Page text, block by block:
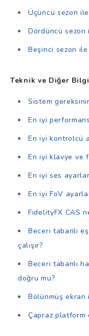
Üçüncü sezon
Dördüncü
Beşinci sezon
Teknik ve Diğer
Sistem
En iyi
En iyi kontrolcü
En iyi klavye ve
En iyi ses
En iyi FoV
FidelityFX CAS
Beceri tabanlı
çalışır?
Beceri tabanlı
doğru mu?
Bölünmüş ekran
Çapraz platform